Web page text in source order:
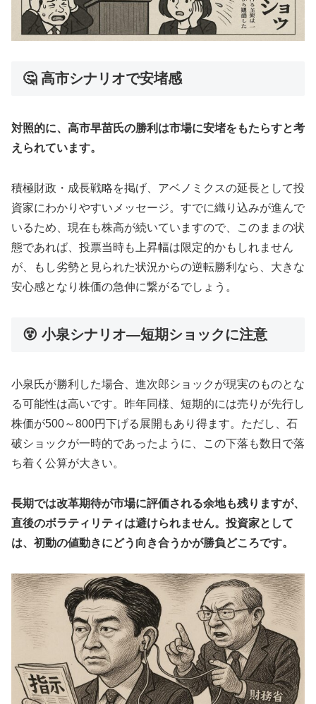
🤔 高市シナリオで安堵感
対照的に、高市早苗氏の勝利は市場に安堵をもたらすと考
えられています。
積極財政・成長戦略を掲げ、アベノミクスの延長として投
資家にわかりやすいメッセージ。すでに織り込みが進んで
いるため、現在も株高が続いていますので、このままの状
態であれば、投票当時も上昇幅は限定的かもしれません
が、もし劣勢と見られた状況からの逆転勝利なら、大きな
安心感となり株価の急伸に繋がるでしょう。
😵 小泉シナリオ—短期ショックに注意
小泉氏が勝利した場合、進次郎ショックが現実のものとな
る可能性は高いです。昨年同様、短期的には売りが先行し
株価が500～800円下げる展開もあり得ます。ただし、石
破ショックが一時的であったように、この下落も数日で落
ち着く公算が大きい。
長期では改革期待が市場に評価される余地も残りますが、
直後のボラティリティは避けられません。投資家として
は、初動の値動きにどう向き合うかが勝負どころです。